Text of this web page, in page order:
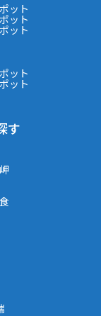
ット
ット
ット
ット
ット
す